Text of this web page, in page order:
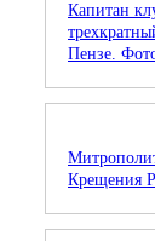
Капитан
Пензе.
Крещения